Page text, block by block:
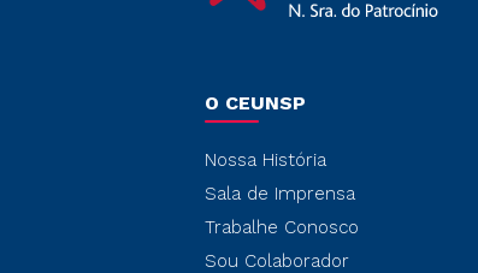
O CEUNSP
Nossa História
Sala de Imprensa
Trabalhe Conosco
Sou Colaborador